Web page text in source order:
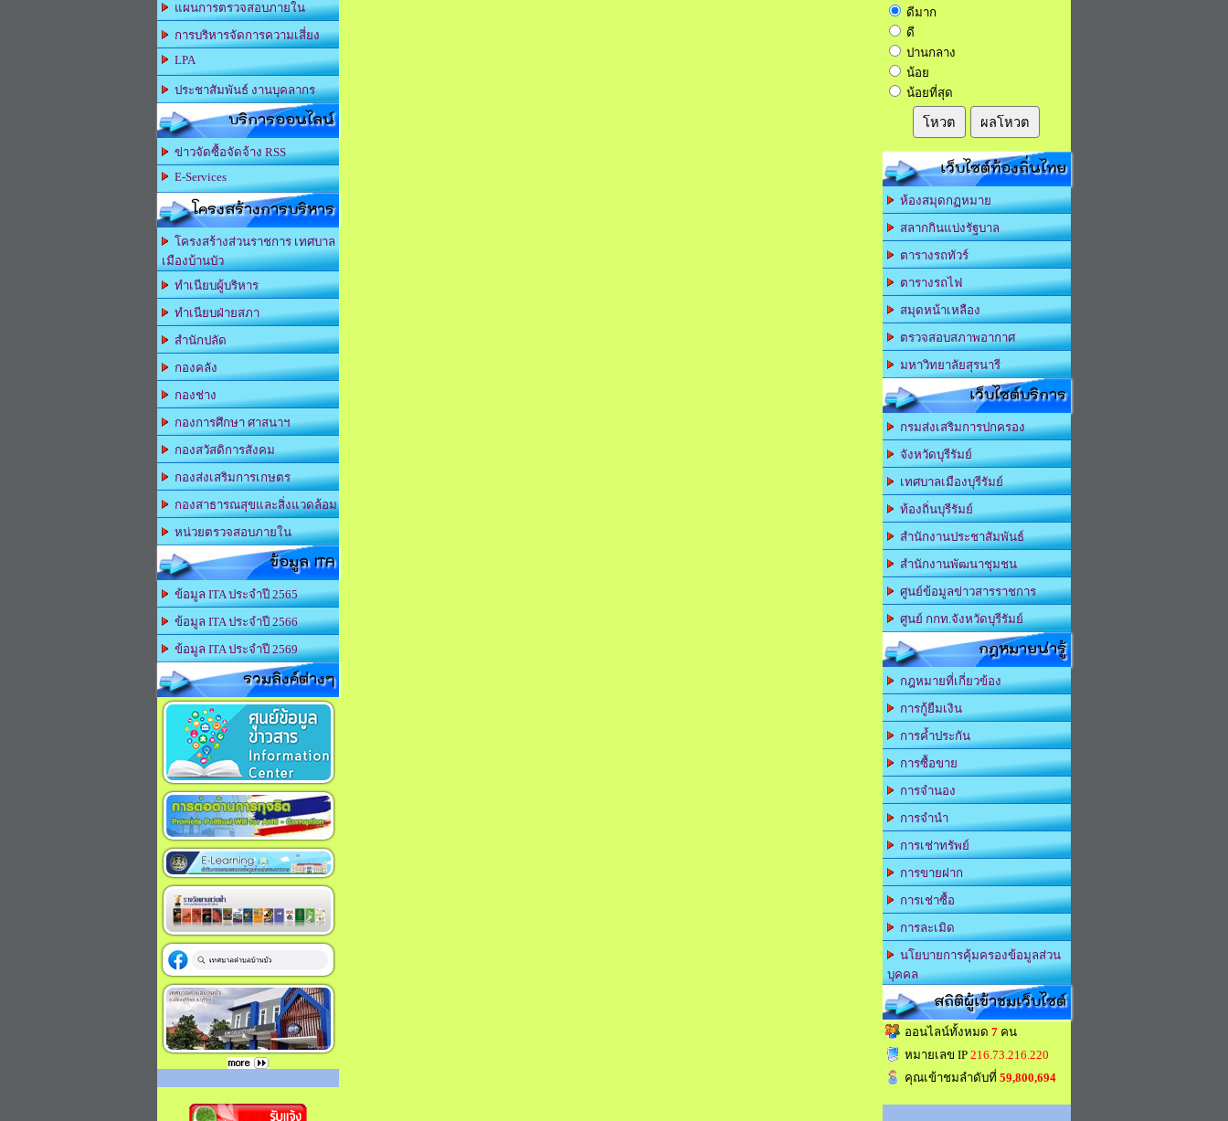
แผนการตรวจสอบภายใน
การบริหารจัดการความเสี่ยง
LPA
ประชาสัมพันธ์ งานบุคลากร
บริการออนไลน์
ข่าวจัดซื้อจัดจ้าง RSS
E-Services
โครงสร้างการบริหาร
โครงสร้างส่วนราชการ เทศบาล
เมืองบ้านบัว
ทำเนียบผู้บริหาร
ทำเนียบฝ่ายสภา
สำนักปลัด
กองคลัง
กองช่าง
กองการศึกษา ศาสนาฯ
กองสวัสดิการสังคม
กองส่งเสริมการเกษตร
กองสาธารณสุขและสิ่งแวดล้อม
หน่วยตรวจสอบภายใน
ข้อมูล ITA
ข้อมูล ITA ประจำปี 2565
ข้อมูล ITA ประจำปี 2566
ข้อมูล ITA ประจำปี 2569
รวมลิงค์ต่างๆ
ดีมาก
ดี
ปานกลาง
น้อย
น้อยที่สุด
โหวต ผลโหวต
เว็บไซต์ท้องถิ่นไทย
ห้องสมุดกฏหมาย
สลากกินแบ่งรัฐบาล
ตารางรถทัวร์
ตารางรถไฟ
สมุดหน้าเหลือง
ตรวจสอบสภาพอากาศ
มหาวิทยาลัยสุรนารี
เว็บไซต์บริการ
กรมส่งเสริมการปกครอง
จังหวัดบุรีรัมย์
เทศบาลเมืองบุรีรัมย์
ท้องถิ่นบุรีรัมย์
สำนักงานประชาสัมพันธ์
สำนักงานพัฒนาชุมชน
ศูนย์ข้อมูลข่าวสารราชการ
ศูนย์ กกท.จังหวัดบุรีรัมย์
กฎหมายน่ารู้
กฎหมายที่เกี่ยวข้อง
การกู้ยืมเงิน
การค้ำประกัน
การซื้อขาย
การจำนอง
การจำนำ
การเช่าทรัพย์
การขายฝาก
การเช่าซื้อ
การละเมิด
นโยบายการคุ้มครองข้อมูลส่วน
บุคคล
สถิติผู้เข้าชมเว็บไซต์
ออนไลน์ทั้งหมด 7 คน
หมายเลข IP 216.73.216.220
คุณเข้าชมลำดับที่ 59,800,694